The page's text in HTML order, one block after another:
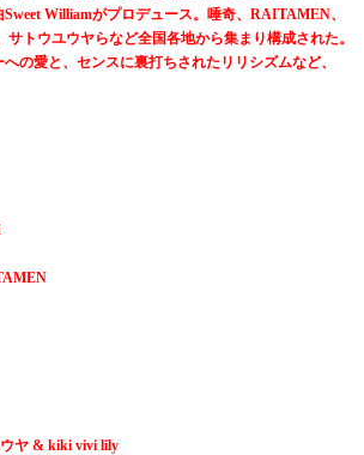
Williamがプロデュース。唾奇、RAITAMEN、
トウユウヤらなど全国各地から集まり構成された。
の愛と、センスに裏打ちされたリリシズムなど、
ウヤ & kiki vivi lily